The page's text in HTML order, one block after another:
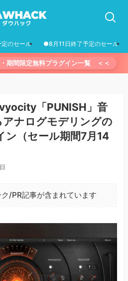
のセール ●8月11日終了予定のセール
期間限定無料プラグイン一覧 ＜＜
「PUNISH」音
ナログモデリングの
ン（セール期間7月14
/PR記事が含まれています